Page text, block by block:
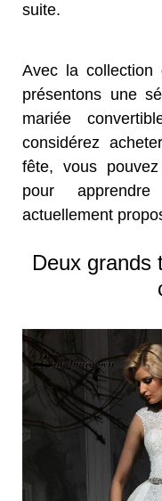
suite.
Avec la collection
présentons une
mariée
considérez
fête, vous
pour
actuellement
Deux grands